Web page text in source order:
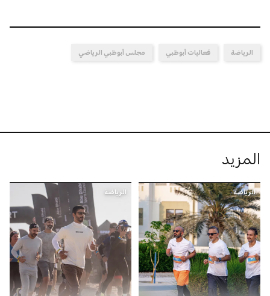
الرياضة فعاليات أبوظبي مجلس أبوظبي الرياضي
المزيد
الرياضة الرياضة